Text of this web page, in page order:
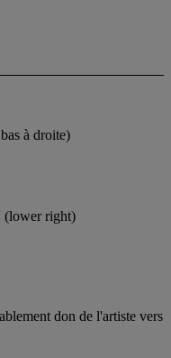
à droite)
(lower right)
don de l'artiste vers